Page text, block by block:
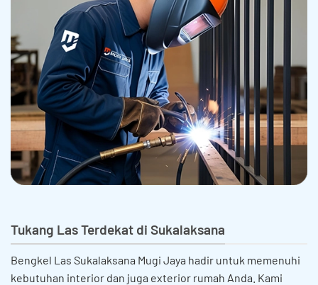
Tukang Las Terdekat di Sukalaksana
Bengkel Las Sukalaksana Mugi Jaya hadir untuk memenuhi
kebutuhan interior dan juga exterior rumah Anda. Kami